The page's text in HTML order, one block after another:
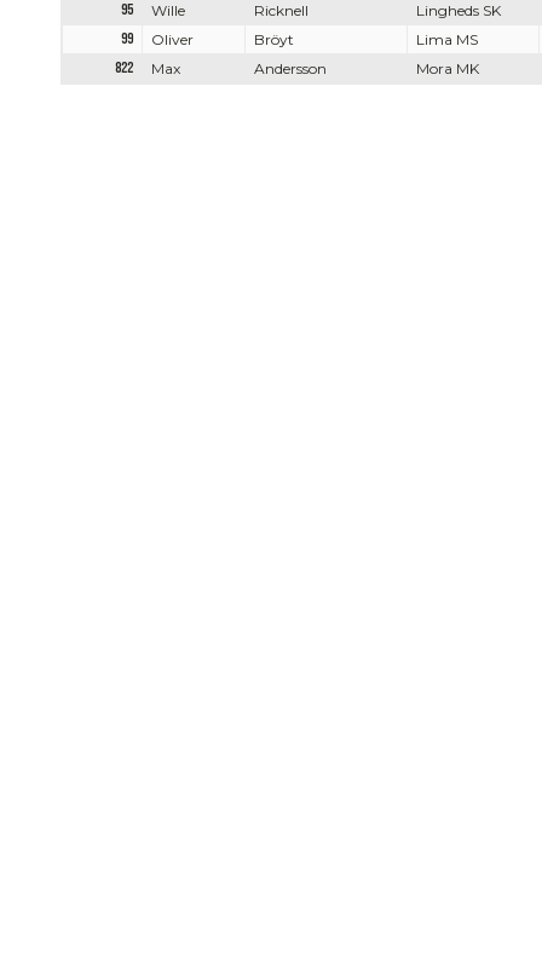
95
Wille Ricknell
Lingheds SK
99
Oliver Bröyt
Lima MS
822
Max Andersson Mora MK